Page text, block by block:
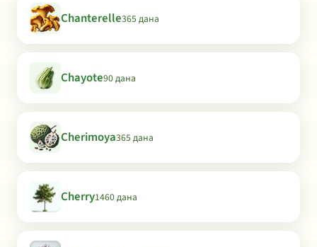
Chanterelle365 дана
Chayote90 дана
Cherimoya365 дана
Cherry1460 дана